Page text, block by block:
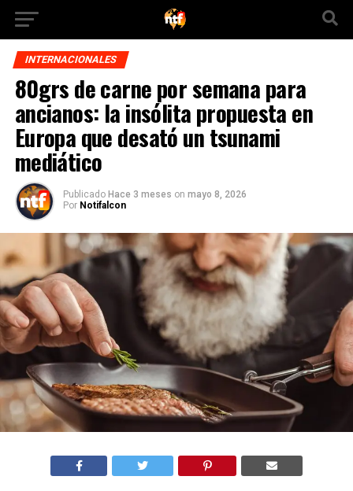
INTERNACIONALES
80grs de carne por semana para
ancianos: la insólita propuesta en
Europa que desató un tsunami
mediático
Publicado Hace 3 meses on mayo 8, 2026
Por Notifalcon